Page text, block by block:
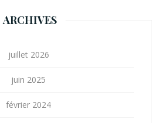
ARCHIVES
juillet 2026
juin 2025
février 2024